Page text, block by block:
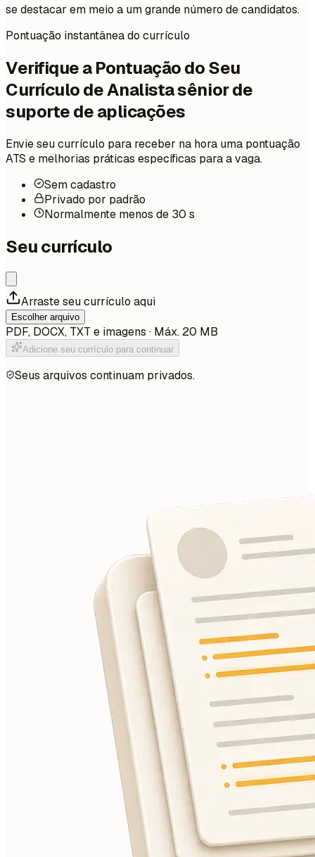
se destacar em meio a um grande número de candidatos.
Pontuação instantânea do currículo
Verifique a Pontuação do Seu
Currículo de Analista sênior de
suporte de aplicações
Envie seu currículo para receber na hora uma pontuação
ATS e melhorias práticas específicas para a vaga.
Sem cadastro
Privado por padrão
Normalmente menos de 30 s
Seu currículo
Arraste seu currículo aqui
Escolher arquivo
PDF, DOCX, TXT e imagens · Máx. 20 MB
Adicione seu currículo para continuar
Seus arquivos continuam privados.